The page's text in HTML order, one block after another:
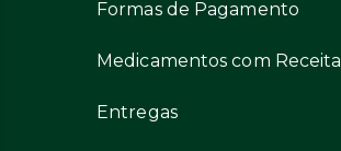
Formas de Pagamento
Medicamentos com Receita
Entregas